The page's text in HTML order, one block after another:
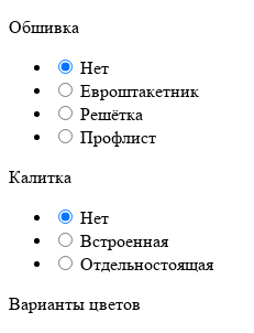
Обшивка
Нет
Евроштакетник
Решётка
Профлист
Калитка
Нет
Встроенная
Отдельностоящая
Варианты цветов